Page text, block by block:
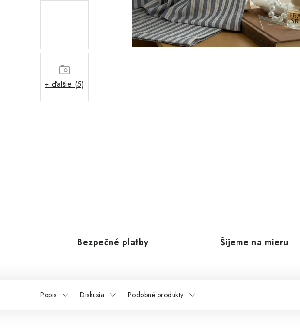
+ ďalšie (5)
Bezpečné platby Šijeme na mieru
Popis Diskusia Podobné produkty